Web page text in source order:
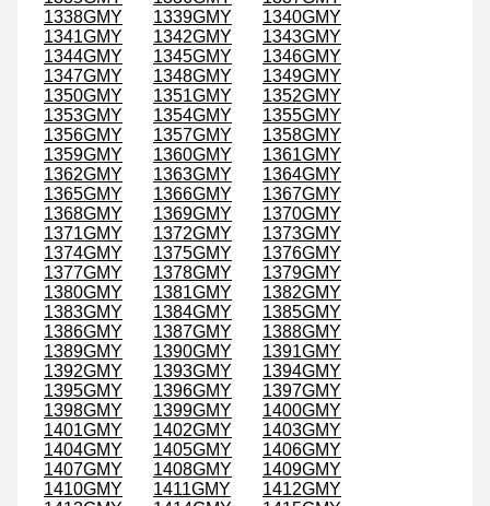
1338GMY
1339GMY
1340GMY
1341GMY
1342GMY
1343GMY
1344GMY
1345GMY
1346GMY
1347GMY
1348GMY
1349GMY
1350GMY
1351GMY
1352GMY
1353GMY
1354GMY
1355GMY
1356GMY
1357GMY
1358GMY
1359GMY
1360GMY
1361GMY
1362GMY
1363GMY
1364GMY
1365GMY
1366GMY
1367GMY
1368GMY
1369GMY
1370GMY
1371GMY
1372GMY
1373GMY
1374GMY
1375GMY
1376GMY
1377GMY
1378GMY
1379GMY
1380GMY
1381GMY
1382GMY
1383GMY
1384GMY
1385GMY
1386GMY
1387GMY
1388GMY
1389GMY
1390GMY
1391GMY
1392GMY
1393GMY
1394GMY
1395GMY
1396GMY
1397GMY
1398GMY
1399GMY
1400GMY
1401GMY
1402GMY
1403GMY
1404GMY
1405GMY
1406GMY
1407GMY
1408GMY
1409GMY
1410GMY
1411GMY
1412GMY